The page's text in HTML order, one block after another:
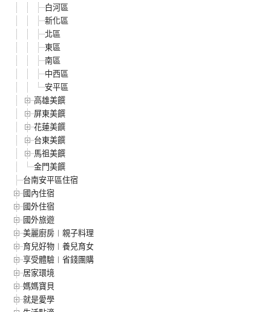
白河區
新化區
北區
東區
南區
中西區
安平區
高雄美饌
屏東美饌
花蓮美饌
台東美饌
馬祖美饌
金門美饌
台南安平區住宿
國內住宿
國外住宿
國外旅遊
美麗廚房︱親子料理
育兒好物︱養兒育女
享受體驗︱省錢團購
居家環境
媽媽寶貝
就是愛學